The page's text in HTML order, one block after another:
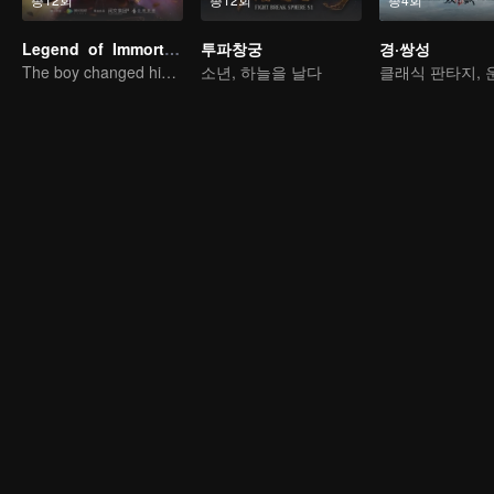
Legend of Immortals
The boy changed his life into a king
투파창궁
소년, 하늘을 날다
경·쌍성